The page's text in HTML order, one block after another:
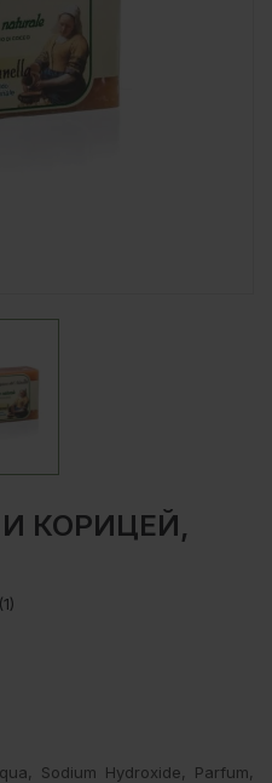
КОРИЦЕЙ,
1)
Sodium Hydroxide, Parfum,